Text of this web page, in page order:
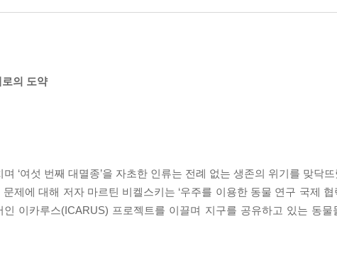
의 도약
‘여섯 번째 대멸종’을 자초한 인류는 전례 없는 생존의 위기를 맞닥
에 대해 저자 마르틴 비켈스키는 ‘우주를 이용한 동물 연구 국제 협
인 이카루스(ICARUS) 프로젝트를 이끌며 지구를 공유하고 있는 동